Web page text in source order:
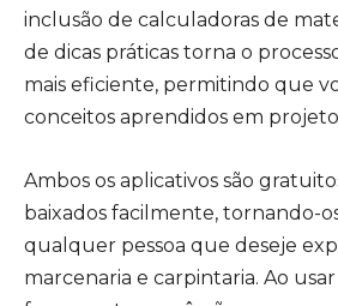
inclusão de calculadoras de
de dicas práticas torna o
mais eficiente, permitindo que
conceitos aprendidos em
Ambos os aplicativos são
baixados facilmente, tornando-
qualquer pessoa que deseje
marcenaria e carpintaria. Ao usar